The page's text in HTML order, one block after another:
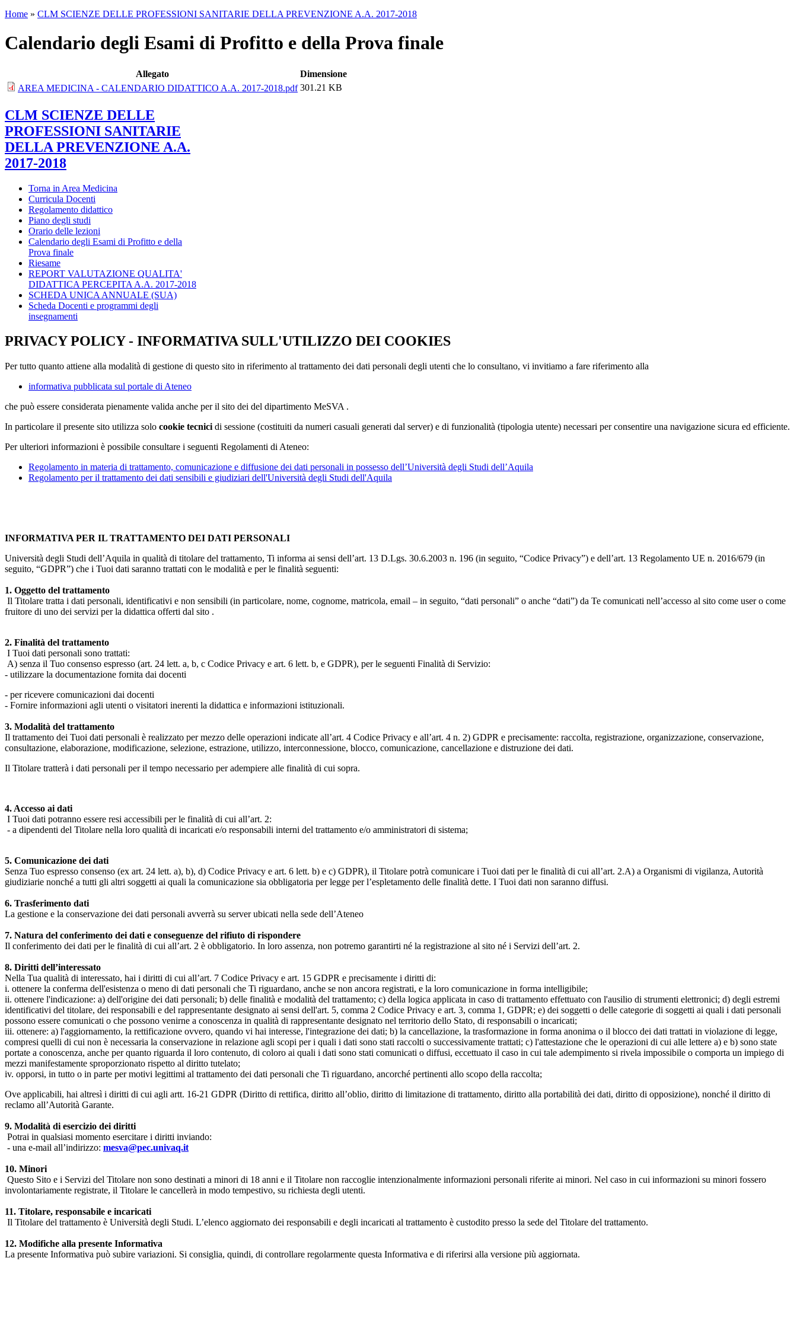
Home » CLM SCIENZE DELLE PROFESSIONI SANITARIE DELLA PREVENZIONE A.A. 2017-2018
Calendario degli Esami di Profitto e della Prova finale
Allegato
Dimensione
AREA MEDICINA - CALENDARIO DIDATTICO A.A. 2017-2018.pdf 301.21 KB
CLM SCIENZE DELLE
PROFESSIONI SANITARIE
DELLA PREVENZIONE A.A.
2017-2018
Torna in Area Medicina
Curricula Docenti
Regolamento didattico
Piano degli studi
Orario delle lezioni
Calendario degli Esami di Profitto e della
Prova finale
Riesame
REPORT VALUTAZIONE QUALITA'
DIDATTICA PERCEPITA A.A. 2017-2018
SCHEDA UNICA ANNUALE (SUA)
Scheda Docenti e programmi degli
insegnamenti
PRIVACY POLICY - INFORMATIVA SULL'UTILIZZO DEI COOKIES
Per tutto quanto attiene alla modalità di gestione di questo sito in riferimento al trattamento dei dati personali degli utenti che lo consultano, vi invitiamo a fare riferimento alla
informativa pubblicata sul portale di Ateneo
che può essere considerata pienamente valida anche per il sito dei del dipartimento MeSVA .
In particolare il presente sito utilizza solo cookie tecnici di sessione (costituiti da numeri casuali generati dal server) e di funzionalità (tipologia utente) necessari per consentire una navigazione sicura ed efficiente.
Per ulteriori informazioni è possibile consultare i seguenti Regolamenti di Ateneo:
Regolamento in materia di trattamento, comunicazione e diffusione dei dati personali in possesso dell’Università degli Studi dell’Aquila
Regolamento per il trattamento dei dati sensibili e giudiziari dell'Università degli Studi dell'Aquila
INFORMATIVA PER IL TRATTAMENTO DEI DATI PERSONALI
Università degli Studi dell’Aquila in qualità di titolare del trattamento, Ti informa ai sensi dell’art. 13 D.Lgs. 30.6.2003 n. 196 (in seguito, “Codice Privacy”) e dell’art. 13 Regolamento UE n. 2016/679 (in
seguito, “GDPR”) che i Tuoi dati saranno trattati con le modalità e per le finalità seguenti:
1. Oggetto del trattamento
Il Titolare tratta i dati personali, identificativi e non sensibili (in particolare, nome, cognome, matricola, email – in seguito, “dati personali” o anche “dati”) da Te comunicati nell’accesso al sito come user o come
fruitore di uno dei servizi per la didattica offerti dal sito .
2. Finalità del trattamento
I Tuoi dati personali sono trattati:
A) senza il Tuo consenso espresso (art. 24 lett. a, b, c Codice Privacy e art. 6 lett. b, e GDPR), per le seguenti Finalità di Servizio:
- utilizzare la documentazione fornita dai docenti
- per ricevere comunicazioni dai docenti
- Fornire informazioni agli utenti o visitatori inerenti la didattica e informazioni istituzionali.
3. Modalità del trattamento
Il trattamento dei Tuoi dati personali è realizzato per mezzo delle operazioni indicate all’art. 4 Codice Privacy e all’art. 4 n. 2) GDPR e precisamente: raccolta, registrazione, organizzazione, conservazione,
consultazione, elaborazione, modificazione, selezione, estrazione, utilizzo, interconnessione, blocco, comunicazione, cancellazione e distruzione dei dati.
Il Titolare tratterà i dati personali per il tempo necessario per adempiere alle finalità di cui sopra.
4. Accesso ai dati
I Tuoi dati potranno essere resi accessibili per le finalità di cui all’art. 2:
- a dipendenti del Titolare nella loro qualità di incaricati e/o responsabili interni del trattamento e/o amministratori di sistema;
5. Comunicazione dei dati
Senza Tuo espresso consenso (ex art. 24 lett. a), b), d) Codice Privacy e art. 6 lett. b) e c) GDPR), il Titolare potrà comunicare i Tuoi dati per le finalità di cui all’art. 2.A) a Organismi di vigilanza, Autorità
giudiziarie nonché a tutti gli altri soggetti ai quali la comunicazione sia obbligatoria per legge per l’espletamento delle finalità dette. I Tuoi dati non saranno diffusi.
6. Trasferimento dati
La gestione e la conservazione dei dati personali avverrà su server ubicati nella sede dell’Ateneo
7. Natura del conferimento dei dati e conseguenze del rifiuto di rispondere
Il conferimento dei dati per le finalità di cui all’art. 2 è obbligatorio. In loro assenza, non potremo garantirti né la registrazione al sito né i Servizi dell’art. 2.
8. Diritti dell’interessato
Nella Tua qualità di interessato, hai i diritti di cui all’art. 7 Codice Privacy e art. 15 GDPR e precisamente i diritti di:
i. ottenere la conferma dell'esistenza o meno di dati personali che Ti riguardano, anche se non ancora registrati, e la loro comunicazione in forma intelligibile;
ii. ottenere l'indicazione: a) dell'origine dei dati personali; b) delle finalità e modalità del trattamento; c) della logica applicata in caso di trattamento effettuato con l'ausilio di strumenti elettronici; d) degli estremi
identificativi del titolare, dei responsabili e del rappresentante designato ai sensi dell'art. 5, comma 2 Codice Privacy e art. 3, comma 1, GDPR; e) dei soggetti o delle categorie di soggetti ai quali i dati personali
possono essere comunicati o che possono venirne a conoscenza in qualità di rappresentante designato nel territorio dello Stato, di responsabili o incaricati;
iii. ottenere: a) l'aggiornamento, la rettificazione ovvero, quando vi hai interesse, l'integrazione dei dati; b) la cancellazione, la trasformazione in forma anonima o il blocco dei dati trattati in violazione di legge,
compresi quelli di cui non è necessaria la conservazione in relazione agli scopi per i quali i dati sono stati raccolti o successivamente trattati; c) l'attestazione che le operazioni di cui alle lettere a) e b) sono state
portate a conoscenza, anche per quanto riguarda il loro contenuto, di coloro ai quali i dati sono stati comunicati o diffusi, eccettuato il caso in cui tale adempimento si rivela impossibile o comporta un impiego di
mezzi manifestamente sproporzionato rispetto al diritto tutelato;
iv. opporsi, in tutto o in parte per motivi legittimi al trattamento dei dati personali che Ti riguardano, ancorché pertinenti allo scopo della raccolta;
Ove applicabili, hai altresì i diritti di cui agli artt. 16-21 GDPR (Diritto di rettifica, diritto all’oblio, diritto di limitazione di trattamento, diritto alla portabilità dei dati, diritto di opposizione), nonché il diritto di
reclamo all’Autorità Garante.
9. Modalità di esercizio dei diritti
Potrai in qualsiasi momento esercitare i diritti inviando:
- una e-mail all’indirizzo: mesva@pec.univaq.it
10. Minori
Questo Sito e i Servizi del Titolare non sono destinati a minori di 18 anni e il Titolare non raccoglie intenzionalmente informazioni personali riferite ai minori. Nel caso in cui informazioni su minori fossero
involontariamente registrate, il Titolare le cancellerà in modo tempestivo, su richiesta degli utenti.
11. Titolare, responsabile e incaricati
Il Titolare del trattamento è Università degli Studi. L’elenco aggiornato dei responsabili e degli incaricati al trattamento è custodito presso la sede del Titolare del trattamento.
12. Modifiche alla presente Informativa
La presente Informativa può subire variazioni. Si consiglia, quindi, di controllare regolarmente questa Informativa e di riferirsi alla versione più aggiornata.